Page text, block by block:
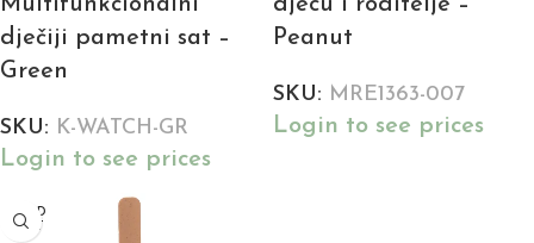
Multifunkcionalni
dječiji pametni sat –
Green
SKU: K-WATCH-GR
Login to see prices
djecu i roditelje –
Peanut
SKU: MRE1363-007
Login to see prices
SOLD
OUT